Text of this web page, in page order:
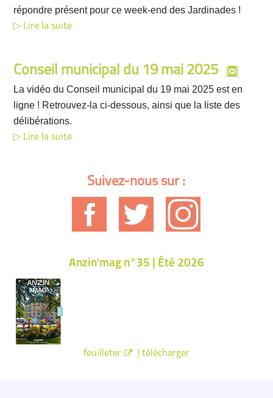
répondre présent pour ce week-end des Jardinades !
Lire la suite
Conseil municipal du 19 mai 2025
La vidéo du Conseil municipal du 19 mai 2025 est en
ligne ! Retrouvez-la ci-dessous, ainsi que la liste des
délibérations.
Lire la suite
Suivez-nous sur :
Anzin'mag n°35 | Été 2026
feuilleter télécharger